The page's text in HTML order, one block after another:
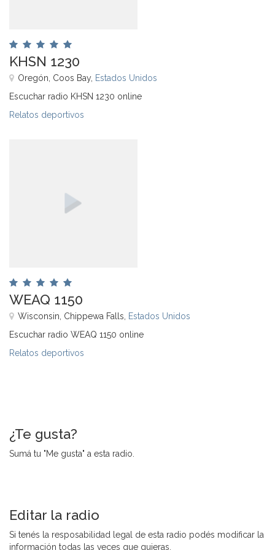
KHSN 1230
Oregón, Coos Bay, Estados Unidos
Escuchar radio KHSN 1230 online
Relatos deportivos
WEAQ 1150
Wisconsin, Chippewa Falls, Estados Unidos
Escuchar radio WEAQ 1150 online
Relatos deportivos
¿Te gusta?
Sumá tu "Me gusta" a esta radio.
Editar la radio
Si tenés la resposabilidad legal de esta radio podés modificar la
información todas las veces que quieras.